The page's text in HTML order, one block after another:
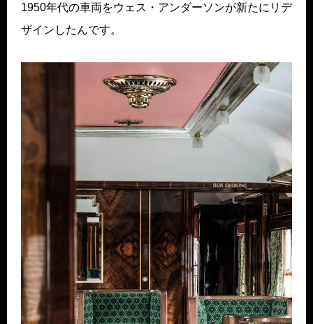
1950年代の車両をウェス・アンダーソンが新たにリデ
ザインしたんです。